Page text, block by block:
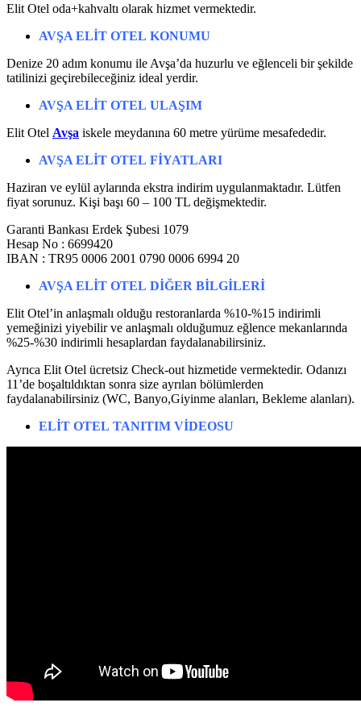
Elit Otel oda+kahvaltı olarak hizmet vermektedir.
AVŞA ELİT OTEL KONUMU
Denize 20 adım konumu ile Avşa’da huzurlu ve eğlenceli bir şekilde
tatilinizi geçirebileceğiniz ideal yerdir.
AVŞA ELİT OTEL ULAŞIM
Elit Otel Avşa iskele meydanına 60 metre yürüme mesafededir.
AVŞA ELİT OTEL FİYATLARI
Haziran ve eylül aylarında ekstra indirim uygulanmaktadır. Lütfen
fiyat sorunuz. Kişi başı 60 – 100 TL değişmektedir.
Garanti Bankası Erdek Şubesi 1079
Hesap No : 6699420
IBAN : TR95 0006 2001 0790 0006 6994 20
AVŞA ELİT OTEL DİĞER BİLGİLERİ
Elit Otel’in anlaşmalı olduğu restoranlarda %10-%15 indirimli
yemeğinizi yiyebilir ve anlaşmalı olduğumuz eğlence mekanlarında
%25-%30 indirimli hesaplardan faydalanabilirsiniz.
Ayrıca Elit Otel ücretsiz Check-out hizmetide vermektedir. Odanızı
11’de boşaltıldıktan sonra size ayrılan bölümlerden
faydalanabilirsiniz (WC, Banyo,Giyinme alanları, Bekleme alanları).
ELİT OTEL TANITIM VİDEOSU